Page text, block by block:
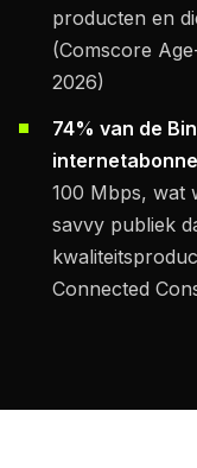
producten en
(Comscore
2026)
74% van de
100 Mbps, wat
savvy publiek
Connected